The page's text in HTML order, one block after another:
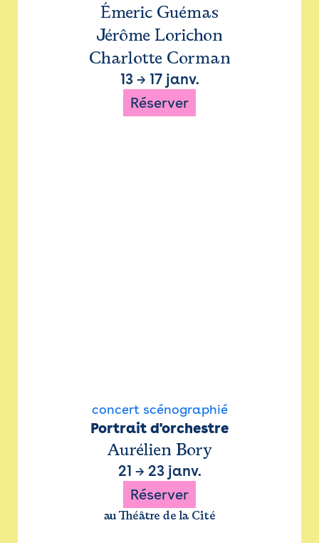
Émeric Guémas
Jérôme Lorichon
Charlotte Corman
13→ 17 janv.
Réserver
concert scénographié
Portrait d'orchestre
Aurélien Bory
21 → 23 janv.
Réserver
au Théâtre de la Cité